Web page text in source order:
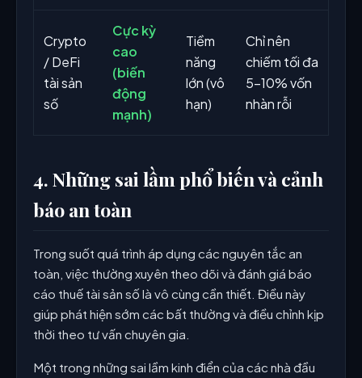
Crypto
/ DeFi
tài sản
số
Cực kỳ
cao
(biến
động
mạnh)
Tiềm
năng
lớn (vô
hạn)
Chỉ nên
chiếm tối đa
5-10% vốn
nhàn rỗi
4. Những sai lầm phổ biến và cảnh
báo an toàn
Trong suốt quá trình áp dụng các nguyên tắc an
toàn, việc thường xuyên theo dõi và đánh giá báo
cáo thuế tài sản số là vô cùng cần thiết. Điều này
giúp phát hiện sớm các bất thường và điều chỉnh kịp
thời theo tư vấn chuyên gia.
Một trong những sai lầm kinh điển của các nhà đầu